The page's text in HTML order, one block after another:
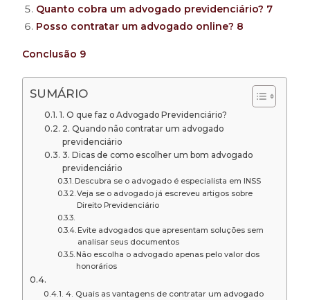
Quanto cobra um advogado previdenciário? 7
Posso contratar um advogado online? 8
Conclusão 9
SUMÁRIO
1. O que faz o Advogado Previdenciário?
2. Quando não contratar um advogado
previdenciário
3. Dicas de como escolher um bom advogado
previdenciário
Descubra se o advogado é especialista em INSS
Veja se o advogado já escreveu artigos sobre
Direito Previdenciário
Evite advogados que apresentam soluções sem
analisar seus documentos
Não escolha o advogado apenas pelo valor dos
honorários
4. Quais as vantagens de contratar um advogado